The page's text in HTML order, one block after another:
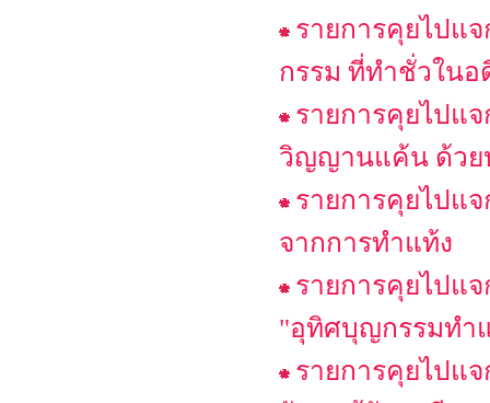
รายการคุยไปแ
กรรม ที่ทำชั่วในอ
รายการคุยไปแ
วิญญานแค้น ด้ว
รายการคุยไปแ
จากการทำแท้ง
รายการคุยไปแ
"อุทิศบุญกรรมทำ
รายการคุยไปแ